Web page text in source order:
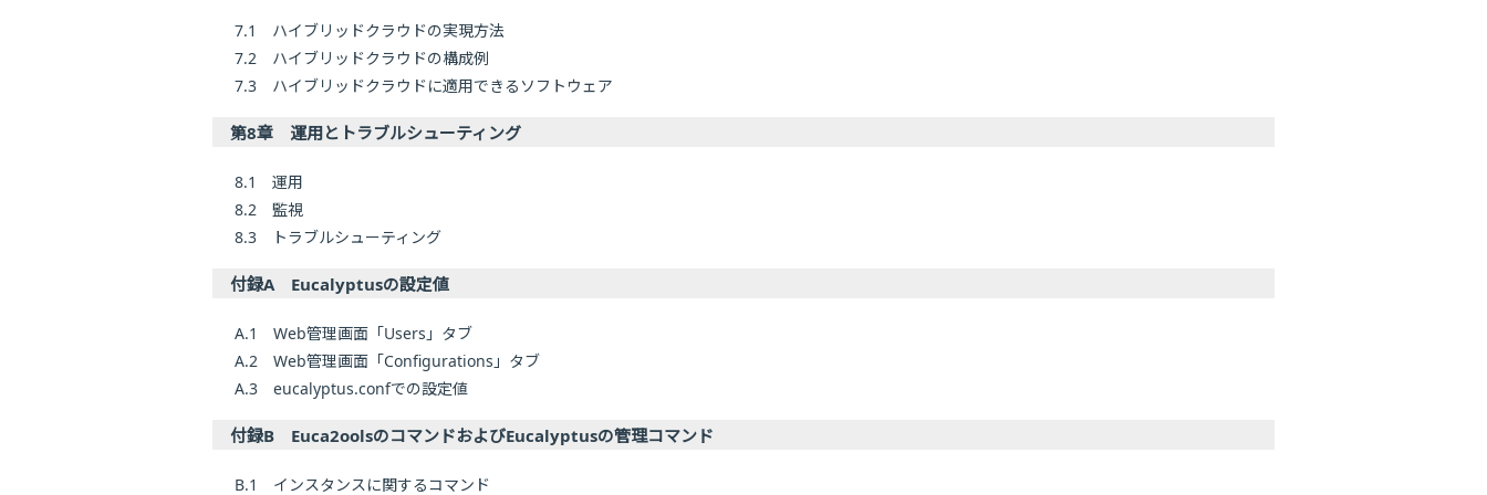
7.1 ハイブリッドクラウドの実現方法
7.2 ハイブリッドクラウドの構成例
7.3 ハイブリッドクラウドに適用できるソフトウェア
第8章 運用とトラブルシューティング
8.1 運用
8.2 監視
8.3 トラブルシューティング
付録A Eucalyptusの設定値
A.1 Web管理画面「Users」タブ
A.2 Web管理画面「Configurations」タブ
A.3 eucalyptus.confでの設定値
付録B Euca2oolsのコマンドおよびEucalyptusの管理コマンド
B.1 インスタンスに関するコマンド